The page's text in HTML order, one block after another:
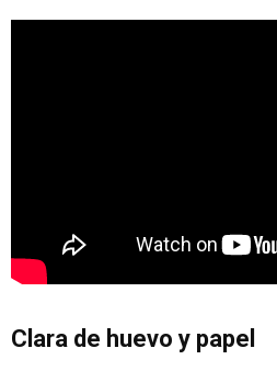
Clara de huevo y papel